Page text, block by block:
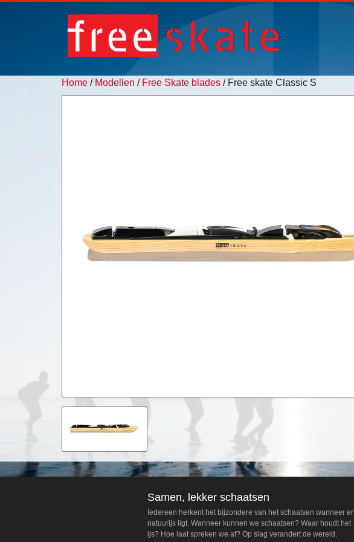
Home / Modellen / Free Skate blades / Free skate Classic S
Samen, lekker schaatsen
Iedereen herkent het bijzondere van het schaatsen wanneer er
natuurijs ligt. Wanneer kunnen we schaatsen? Waar houdt het
ijs? Hoe laat spreken we af? Op slag verandert de wereld.